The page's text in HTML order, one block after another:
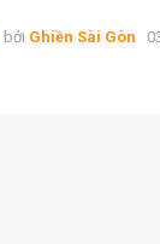
bởi Ghiền Sài Gòn